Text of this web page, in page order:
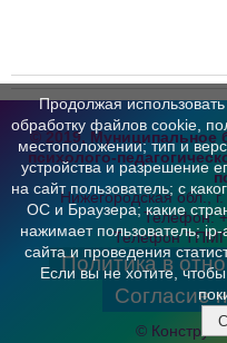
© 2019, Муниципальное
психолого-
Нижегородская обл.,
Телефон:
Телефон
Политика в
Согласие
©
Продолжая
обработку файлов cookie,
местоположении; тип и
устройства и разрешение
на сайт пользователь; с
ОС и Браузера; какие
нажимает пользователь;
сайта и проведения
Если вы не хотите,